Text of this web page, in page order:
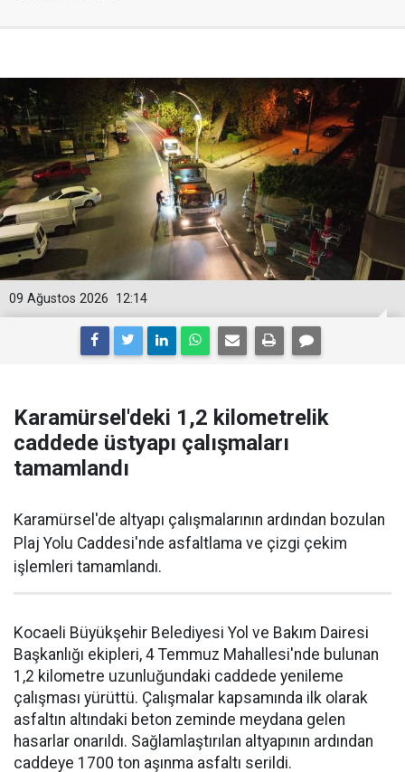
12:14
09 Ağustos 2026
Karamürsel'deki 1,2 kilometrelik
caddede üstyapı çalışmaları
tamamlandı
Karamürsel'de altyapı çalışmalarının ardından bozulan
Plaj Yolu Caddesi'nde asfaltlama ve çizgi çekim
işlemleri tamamlandı.
Kocaeli Büyükşehir Belediyesi Yol ve Bakım Dairesi
Başkanlığı ekipleri, 4 Temmuz Mahallesi'nde bulunan
1,2 kilometre uzunluğundaki caddede yenileme
çalışması yürüttü. Çalışmalar kapsamında ilk olarak
asfaltın altındaki beton zeminde meydana gelen
hasarlar onarıldı. Sağlamlaştırılan altyapının ardından
caddeye 1700 ton aşınma asfaltı serildi.